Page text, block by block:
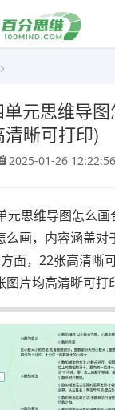
元思维导
清晰可打印)
2025-01-26 12:22:56
元思维导图怎么
么画，内容涵盖对
面，22张高清晰
片均高清晰可打